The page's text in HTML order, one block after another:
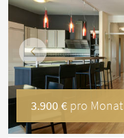
Vorherige
3.900 € pro Monat